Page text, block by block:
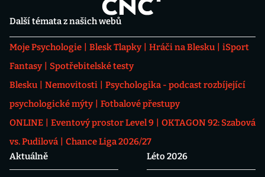
Další témata z našich webů
Moje Psychologie Blesk Tlapky Hráči na Blesku
iSport
Fantasy
Spotřebitelské testy
Blesku
Nemovitosti
Psychologika - podcast rozbíjející
psychologické mýty
Fotbalové přestupy
ONLINE
Eventový prostor Level 9
OKTAGON 92: Szabová
vs. Pudilová
Chance Liga 2026/27
Aktuálně
Léto 2026